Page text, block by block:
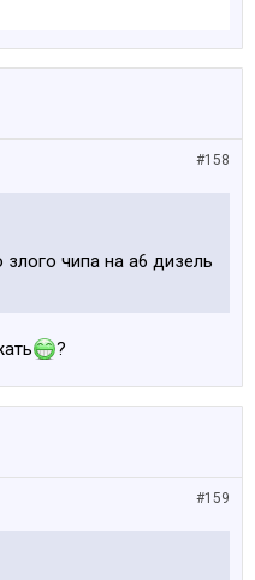
#158
злого чипа на а6 дизель
?
#159